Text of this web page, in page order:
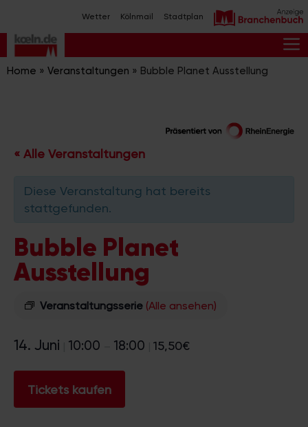
Inhalt
springen
Wetter Kölnmail Stadtplan
Home » Veranstaltungen » Bubble Planet Ausstellung
« Alle Veranstaltungen
Diese Veranstaltung hat bereits
stattgefunden.
Bubble Planet
Ausstellung
Veranstaltungsserie (Alle ansehen)
14. Juni 10:00 18:00 15,50€
Tickets kaufen